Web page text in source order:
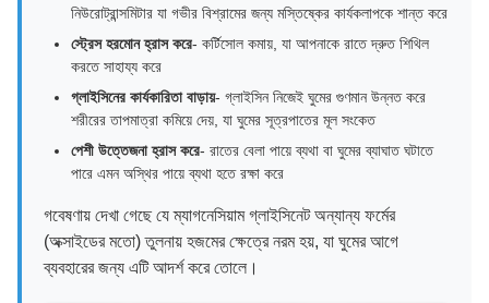
নিউরোট্রান্সমিটার যা গভীর বিশ্রামের জন্য মস্তিষ্কের কার্যকলাপকে শান্ত করে
স্ট্রেস হরমোন হ্রাস করে- কর্টিসোল কমায়, যা আপনাকে রাতে দ্রুত শিথিল
করতে সাহায্য করে
গ্লাইসিনের কার্যকারিতা বাড়ায়- গ্লাইসিন নিজেই ঘুমের গুণমান উন্নত করে
শরীরের তাপমাত্রা কমিয়ে দেয়, যা ঘুমের সূত্রপাতের মূল সংকেত
পেশী উত্তেজনা হ্রাস করে- রাতের বেলা পায়ে ব্যথা বা ঘুমের ব্যাঘাত ঘটাতে
পারে এমন অস্থির পায়ে ব্যথা হতে রক্ষা করে
গবেষণায় দেখা গেছে যে ম্যাগনেসিয়াম গ্লাইসিনেট অন্যান্য ফর্মের
(অক্সাইডের মতো) তুলনায় হজমের ক্ষেত্রে নরম হয়, যা ঘুমের আগে
ব্যবহারের জন্য এটি আদর্শ করে তোলে।